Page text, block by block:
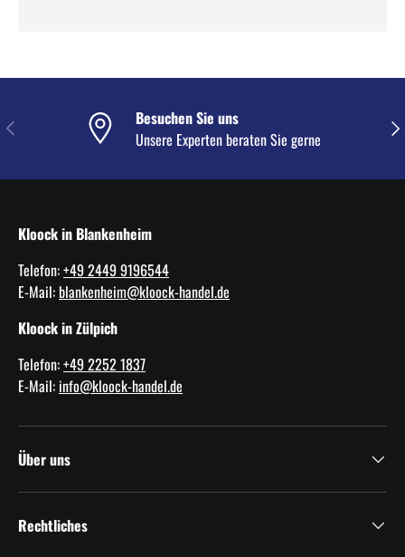
VORHERIGE
Besuchen Sie uns
Unsere Experten beraten Sie gerne
Kloock in Blankenheim
Telefon:+49 2449 9196544
E-Mail:blankenheim@kloock-handel.de
Kloock in Zülpich
Telefon:+49 2252 1837
E-Mail: info@kloock-handel.de
Über uns
Rechtliches